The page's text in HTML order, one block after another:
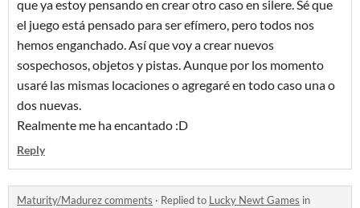
que ya estoy pensando en crear otro caso en silere. Sé que
el juego está pensado para ser efímero, pero todos nos
hemos enganchado. Así que voy a crear nuevos
sospechosos, objetos y pistas. Aunque por los momento
usaré las mismas locaciones o agregaré en todo caso una o
dos nuevas.
Realmente me ha encantado :D
Reply
Maturity/Madurez comments · Replied to Lucky Newt Games in